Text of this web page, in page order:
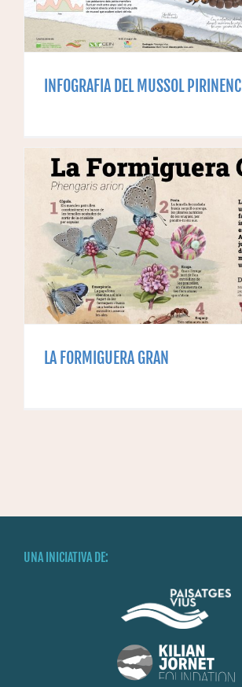
INFOGRAFIA DEL MUSSOL PIRINENC
LA FORMIGUERA GRAN
UNA INICIATIVA DE: